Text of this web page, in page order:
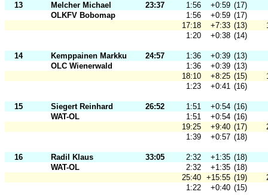
13 Melcher Michael 23:37 1:56 +0:59 (17)
OLKFV Bobomap
1:56 +0:59 (17)
17:18
+7:33 (13)
1:20
+0:38 (14)
14 Kemppainen Markku 24:57 1:36 +0:39 (13)
OLC Wienerwald
1:36 +0:39 (13)
18:10
+8:25 (15)
1:23
+0:41 (16)
15 Siegert Reinhard 26:52 1:51 +0:54 (16)
WAT-OL
1:51 +0:54 (16)
19:25
+9:40 (17)
1:39
+0:57 (18)
16 Radil Klaus 33:05 2:32 +1:35 (18)
WAT-OL
2:32 +1:35 (18)
25:40 +15:55 (19)
1:22
+0:40 (15)